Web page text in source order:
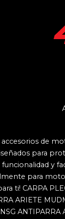
de
para
y
para
ti! CARPA
ARIETE
ANTIPARRA